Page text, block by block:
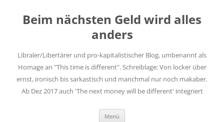
springen
Beim nächsten Geld wird alles
anders
Libraler/Libertärer und pro-kapitalistischer Blog, umbenannt als
Homage an "This time is different". Schreiblage: Von locker über
ernst, ironisch bis sarkastisch und manchmal nur noch makaber.
Ab Dez 2017 auch 'The next money will be different' integriert
Menü